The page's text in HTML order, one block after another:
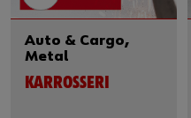
Auto & Cargo,
Metal
KARROSSERI